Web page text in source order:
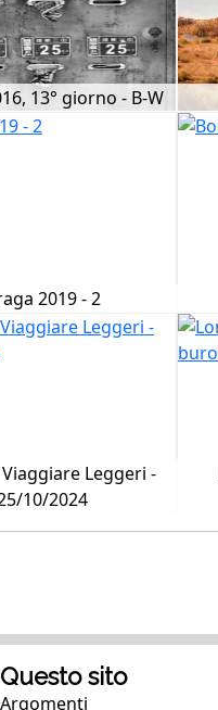
13° giorno - B-W
2019 - 2
Leggeri -
10/2024
Questo sito
Argomenti